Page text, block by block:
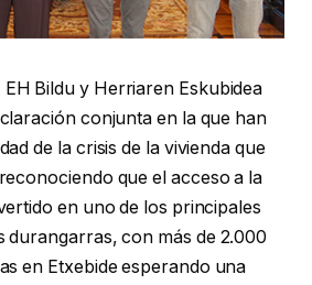
EH Bildu y Herriaren Eskubidea
conjunta en la que han
de la crisis de la vivienda que
que el acceso a la
en uno de los principales
durangarras, con más de 2.000
en Etxebide esperando una